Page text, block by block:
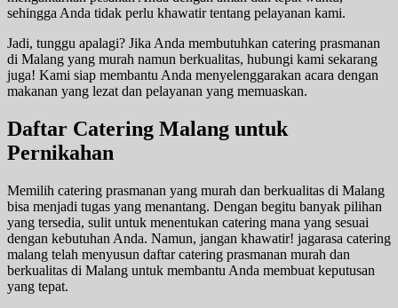
sehingga Anda tidak perlu khawatir tentang pelayanan kami.
Jadi, tunggu apalagi? Jika Anda membutuhkan catering prasmanan
di Malang yang murah namun berkualitas, hubungi kami sekarang
juga! Kami siap membantu Anda menyelenggarakan acara dengan
makanan yang lezat dan pelayanan yang memuaskan.
Daftar Catering Malang untuk
Pernikahan
Memilih catering prasmanan yang murah dan berkualitas di Malang
bisa menjadi tugas yang menantang. Dengan begitu banyak pilihan
yang tersedia, sulit untuk menentukan catering mana yang sesuai
dengan kebutuhan Anda. Namun, jangan khawatir! jagarasa catering
malang telah menyusun daftar catering prasmanan murah dan
berkualitas di Malang untuk membantu Anda membuat keputusan
yang tepat.